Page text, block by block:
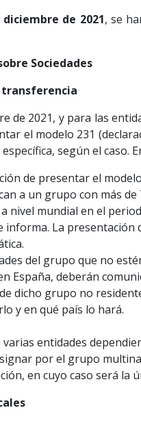
de 2021, se
Sociedades
transferencia
de 2021, y para las
el modelo 231
según el caso.
de presentar el
a un grupo con más
nivel mundial en el
informa. La
del grupo que no
España, deberán
dicho grupo no
y en qué país lo hará.
varias entidades
por el grupo
en cuyo caso será la